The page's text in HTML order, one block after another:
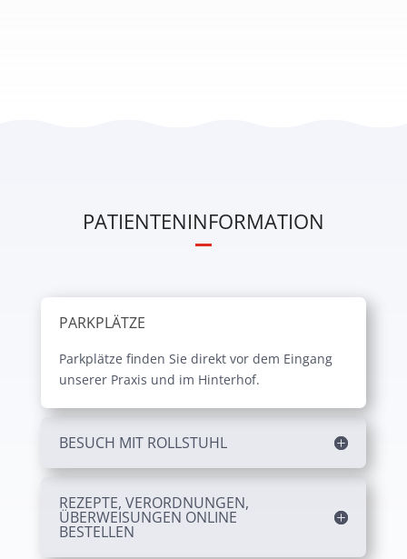
PATIENTENINFORMATION
PARKPLÄTZE
Parkplätze finden Sie direkt vor dem Eingang
unserer Praxis und im Hinterhof.
BESUCH MIT ROLLSTUHL
REZEPTE, VERORDNUNGEN,
ÜBERWEISUNGEN ONLINE
BESTELLEN